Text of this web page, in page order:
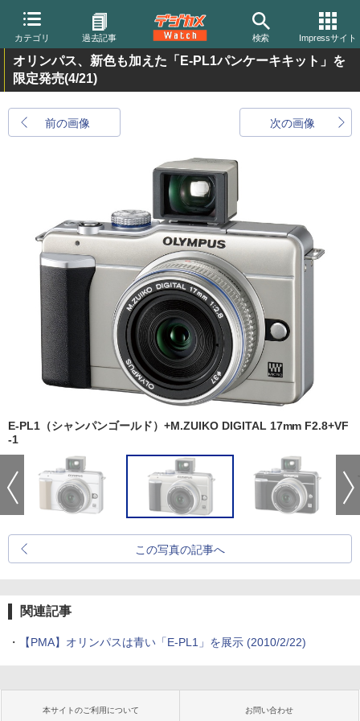
カテゴリ 過去記事 検索 Impressサイト
オリンパス、新色も加えた「E-PL1パンケーキキット」を
限定発売(4/21)
前の画像 次の画像
E-PL1（シャンパンゴールド）+M.ZUIKO DIGITAL 17mm F2.8+VF
-1
この写真の記事へ
関連記事
・ 【PMA】オリンパスは青い「E-PL1」を展示 (2010/2/22)
本サイトのご利用について お問い合わせ